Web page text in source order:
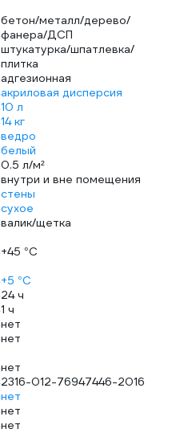
бетон/металл/дерево/
фанера/ДСП
штукатурка/шпатлевка/
плитка
адгезионная
акриловая дисперсия
10 л
14 кг
ведро
белый
0.5 л/м²
внутри и вне помещения
стены
сухое
валик/щетка
+45 °С
+5 °С
24 ч
1 ч
нет
нет
нет
2316-012-76947446-2016
нет
нет
нет